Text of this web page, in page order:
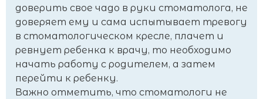
доверить свое чадо в руки стоматолога, не
доверяет ему и сама испытывает тревогу
в стоматологическом кресле, плачет и
ревнует ребенка к врачу, то необходимо
начать работу с родителем, а затем
перейти к ребенку.
Важно отметить, что стоматологи не